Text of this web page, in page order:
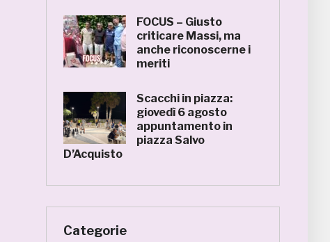
FOCUS – Giusto
criticare Massi, ma
anche riconoscerne i
meriti
Scacchi in piazza:
giovedì 6 agosto
appuntamento in
piazza Salvo
D’Acquisto
Categorie